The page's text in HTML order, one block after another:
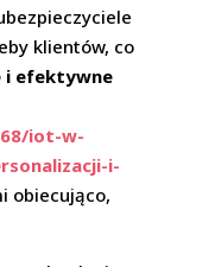
klientów, co
i efektywne
iot-w-
i-
obiecująco,